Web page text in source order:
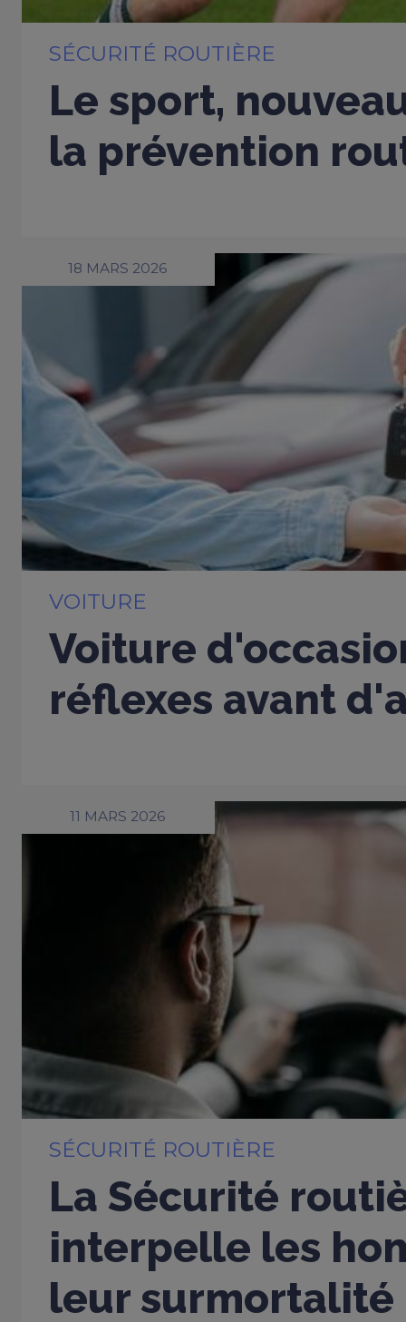
SÉCURITÉ ROUTIÈRE
Le sport,
la prévention
18 MARS 2026
VOITURE
Voiture
réflexes avant
11 MARS 2026
SÉCURITÉ ROUTIÈRE
La Sécurité
interpelle les
leur